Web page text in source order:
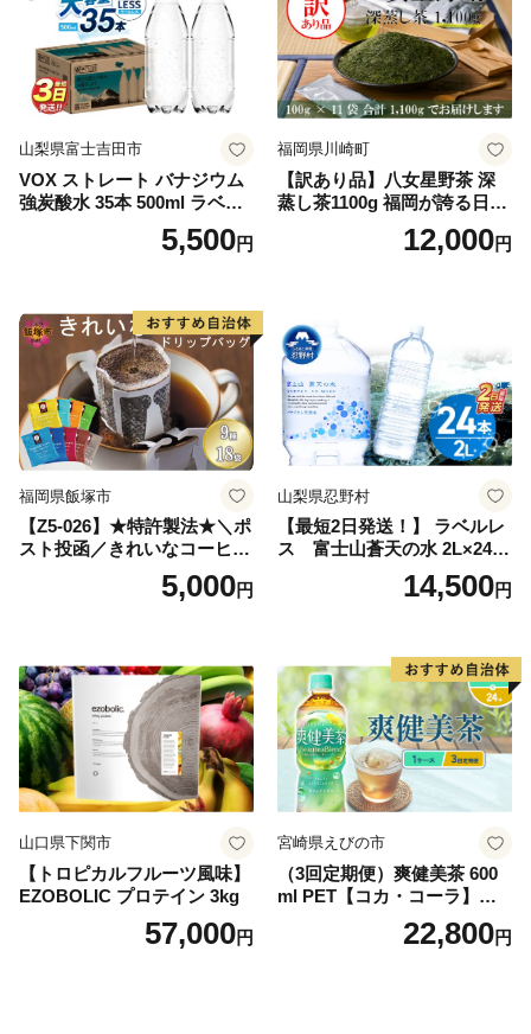
山梨県富士吉田市
VOX ストレート バナジウム
強炭酸水 35本 500ml ラベル
レス【富士吉田市限定カート
5,500円
福岡県川崎町
【訳あり品】八女星野茶 深
蒸し茶1100g 福岡が誇る日本
茶_ 訳アリ 常温 お茶 茶袋 常
備品 おちゃ ocha 茶葉 緑茶
小分け お土産 お取り寄せ グ
ルメ 福岡 九州 福岡県 国産
日本 ふかむし茶 ふかむし 家
庭用 自宅用 ちゃ りょくちゃ
ふかむしちゃ 急須 甘み 川崎
町 送料無料
12,000円
福岡県飯塚市
【Z5-026】★特許製法★＼ポ
スト投函／きれいなコーヒー
ドリップバッグ9種セット(18
袋)ゆうパケットでお届け！
5,000円
山梨県忍野村
【最短2日発送！】 ラベルレ
ス 富士山蒼天の水 2L×24本
（4ケース）※離島不可 天然
水 ミネラルウォーター 水 ペ
産 シリカ ミネラル 美容 備蓄
防災 長期保存 富士山 山梨県
忍野村
14,500円
山口県下関市
【トロピカルフルーツ風味】
EZOBOLIC プロテイン 3kg
57,000円
宮崎県えびの市
（3回定期便）爽健美茶 600
ml PET【コカ・コーラ】ペ
ットボトル 1ケース(24本) 定
期便 3回(72本) セット お茶
22,800円